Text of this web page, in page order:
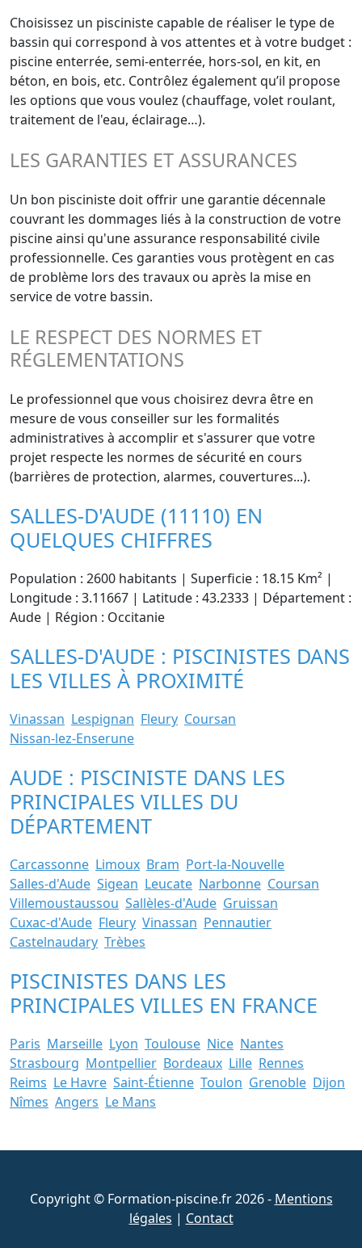
Choisissez un pisciniste capable de réaliser le type de
bassin qui correspond à vos attentes et à votre budget :
piscine enterrée, semi-enterrée, hors-sol, en kit, en
béton, en bois, etc. Contrôlez également qu’il propose
les options que vous voulez (chauffage, volet roulant,
traitement de l'eau, éclairage…).
LES GARANTIES ET ASSURANCES
Un bon pisciniste doit offrir une garantie décennale
couvrant les dommages liés à la construction de votre
piscine ainsi qu'une assurance responsabilité civile
professionnelle. Ces garanties vous protègent en cas
de problème lors des travaux ou après la mise en
service de votre bassin.
LE RESPECT DES NORMES ET
RÉGLEMENTATIONS
Le professionnel que vous choisirez devra être en
mesure de vous conseiller sur les formalités
administratives à accomplir et s'assurer que votre
projet respecte les normes de sécurité en cours
(barrières de protection, alarmes, couvertures...).
SALLES-D'AUDE (11110) EN
QUELQUES CHIFFRES
Population : 2600 habitants | Superficie : 18.15 Km² |
Longitude : 3.11667 | Latitude : 43.2333 | Département :
Aude | Région : Occitanie
SALLES-D'AUDE : PISCINISTES DANS
LES VILLES À PROXIMITÉ
Vinassan Lespignan Fleury Coursan
Nissan-lez-Enserune
AUDE : PISCINISTE DANS LES
PRINCIPALES VILLES DU
DÉPARTEMENT
Carcassonne Limoux Bram Port-la-Nouvelle
Salles-d'Aude Sigean Leucate Narbonne Coursan
Villemoustaussou Sallèles-d'Aude Gruissan
Cuxac-d'Aude Fleury Vinassan Pennautier
Castelnaudary Trèbes
PISCINISTES DANS LES
PRINCIPALES VILLES EN FRANCE
Paris Marseille Lyon Toulouse Nice Nantes
Strasbourg Montpellier Bordeaux Lille Rennes
Reims Le Havre Saint-Étienne Toulon Grenoble Dijon
Nîmes Angers Le Mans
Copyright © Formation-piscine.fr 2026 - Mentions
légales | Contact